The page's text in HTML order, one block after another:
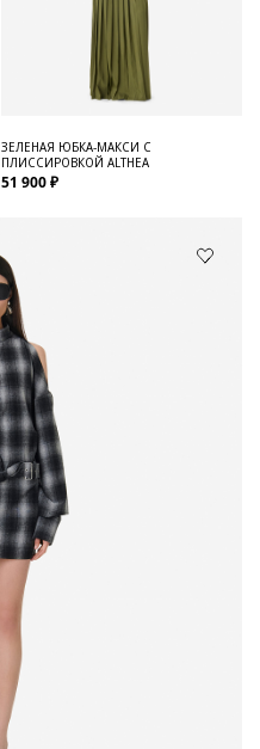
ЗЕЛЕНАЯ ЮБКА-МАКСИ С
ПЛИССИРОВКОЙ ALTHEA
51 900 ₽